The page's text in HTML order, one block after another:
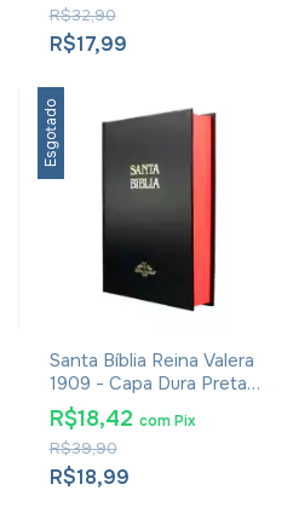
R$17,99
R$32,90
Esgotado
Santa Bíblia Reina Valera
1909 - Capa Dura Preta
Espanhol
R$18,99
R$39,90
R$18,42 com Pix